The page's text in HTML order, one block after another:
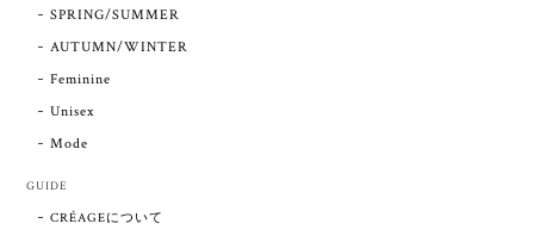
SPRING/SUMMER
AUTUMN/WINTER
Feminine
Unisex
Mode
GUIDE
CRÉAGEについて